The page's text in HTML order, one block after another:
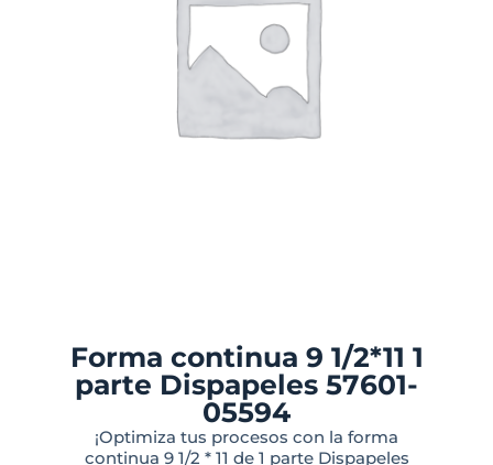
Forma continua 9 1/2*11 1
parte Dispapeles 57601-
05594
¡Optimiza tus procesos con la forma
continua 9 1/2 * 11 de 1 parte Dispapeles